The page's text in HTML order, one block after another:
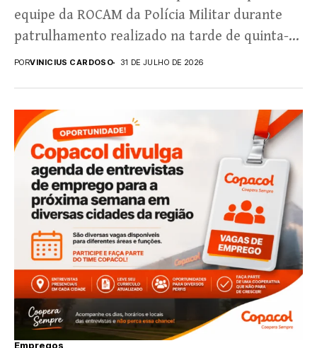
equipe da ROCAM da Polícia Militar durante
patrulhamento realizado na tarde de quinta-
feira (30), em Toledo, no Oeste...
PORVINICIUS CARDOSO 31 DE JULHO DE 2026
Empregos